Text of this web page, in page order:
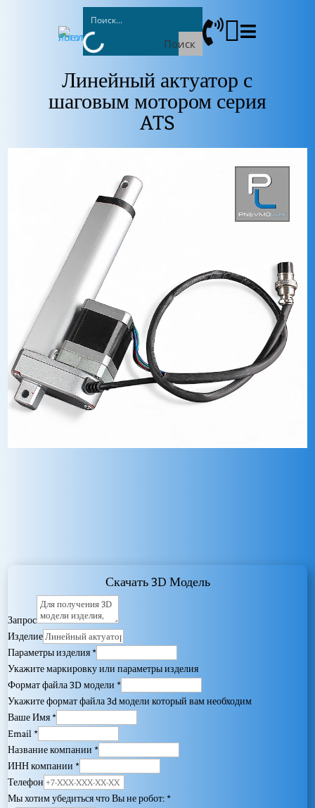
Поиск 
Линейный актуатор с
шаговым мотором серия
ATS
Скачать 3D Модель
Запрос
Изделие
Параметры изделия*
Укажите маркировку или параметры изделия
Формат файла 3D модели*
Укажите формат файла 3d модели который вам необходим
Ваше Имя*
Email*
Название компании*
ИНН компании*
Телефон
Мы хотим убедиться что Вы не робот:*